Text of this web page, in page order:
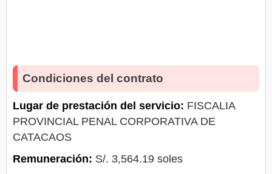
Condiciones del contrato
Lugar de prestación del servicio: FISCALIA
PROVINCIAL PENAL CORPORATIVA DE
CATACAOS
Remuneración: S/. 3,564.19 soles